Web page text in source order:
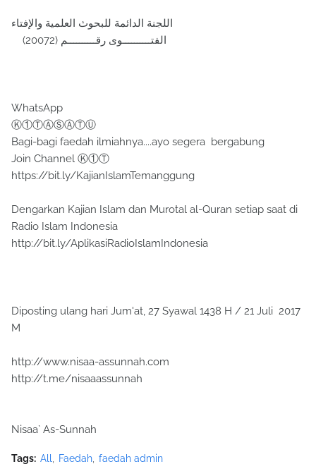
اللجنة الدائمة للبحوث العلمية والإفتاء
الفتــــــــــوى رقــــــــــم ‏(‏20072‏)‏
WhatsApp
Ⓚ①ⓉⒶⓈⒶⓉⓊ
Bagi-bagi faedah ilmiahnya....ayo segera bergabung
Join Channel Ⓚ①Ⓣ
https://bit.ly/KajianIslamTemanggung
Dengarkan Kajian Islam dan Murotal al-Quran setiap saat di
Radio Islam Indonesia
http://bit.ly/AplikasiRadioIslamIndonesia
Diposting ulang hari Jum'at, 27 Syawal 1438 H / 21 Juli 2017
M
http://www.nisaa-assunnah.com
http://t.me/nisaaassunnah
Nisaa` As-Sunnah
Tags: All Faedah faedah admin